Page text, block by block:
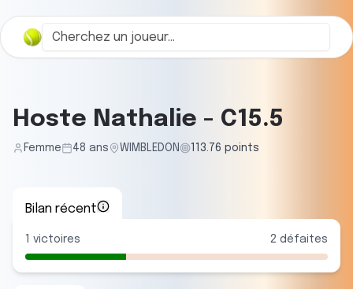
Hoste Nathalie - C15.5
Femme 48 ans WIMBLEDON 113.76 points
Bilan récent
victoires 2 défaites